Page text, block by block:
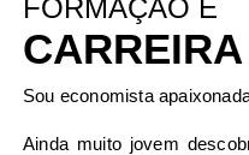
FORMAÇÃO E
CARREIRA
Sou economista
Ainda muito jovem